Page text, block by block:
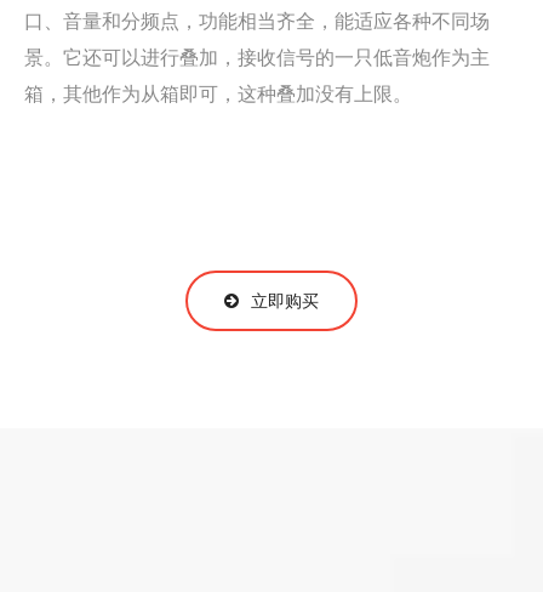
口、音量和分频点，功能相当齐全，能适应各种不同场
景。它还可以进行叠加，接收信号的一只低音炮作为主
箱，其他作为从箱即可，这种叠加没有上限。
立即购买